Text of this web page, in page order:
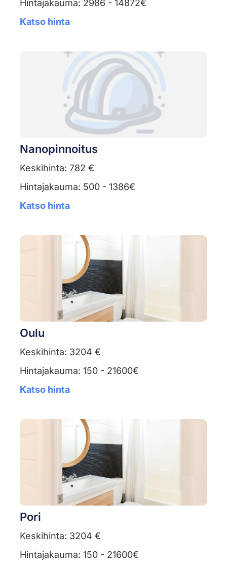
Hintajakauma: 2986 - 14872€
Katso hinta
Nanopinnoitus
Keskihinta: 782 €
Hintajakauma: 500 - 1386€
Katso hinta
Oulu
Keskihinta: 3204 €
Hintajakauma: 150 - 21600€
Katso hinta
Pori
Keskihinta: 3204 €
Hintajakauma: 150 - 21600€